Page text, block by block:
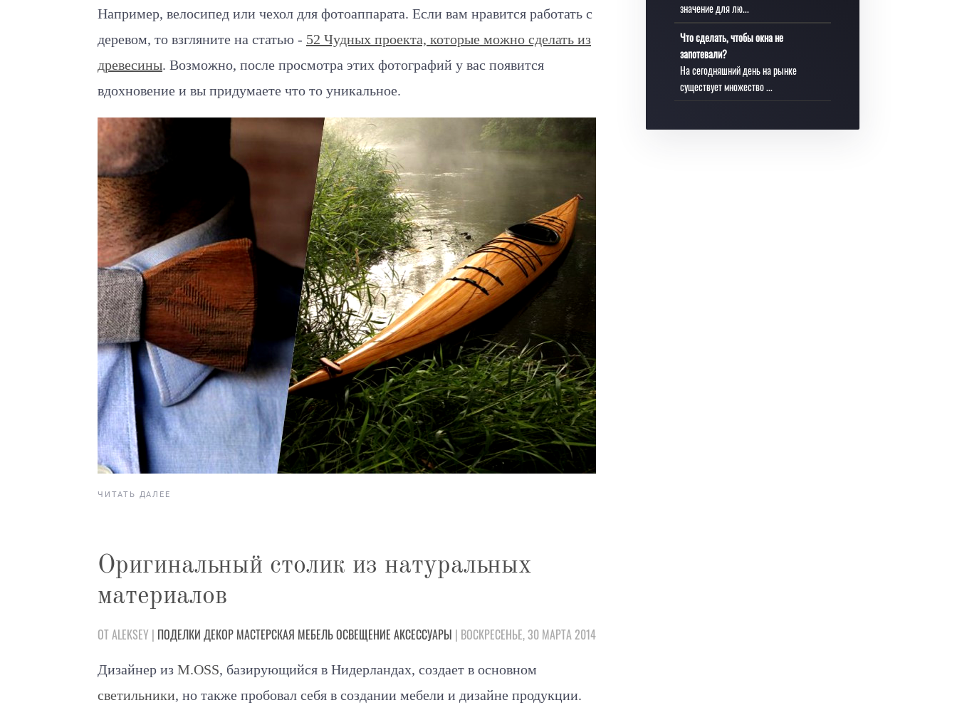
Например, велосипед или чехол для фотоаппарата. Если вам нравится работать с
деревом, то взгляните на статью - 52 Чудных проекта, которые можно сделать из
древесины. Возможно, после просмотра этих фотографий у вас появится
вдохновение и вы придумаете что то уникальное.
ЧИТАТЬ ДАЛЕЕ
Оригинальный столик из натуральных
материалов
ОТ ALEKSEY | ПОДЕЛКИ ДЕКОР МАСТЕРСКАЯ МЕБЕЛЬОСВЕЩЕНИЕ АКСЕССУАРЫ | ВОСКРЕСЕНЬЕ, 30 МАРТА 2014
Дизайнер из M.OSS, базирующийся в Нидерландах, создает в основном
светильники, но также пробовал себя в создании мебели и дизайне продукции.
значение для лю...
Что сделать, чтобы окна не
запотевали?
На сегодняшний день на рынке
существует множество ...